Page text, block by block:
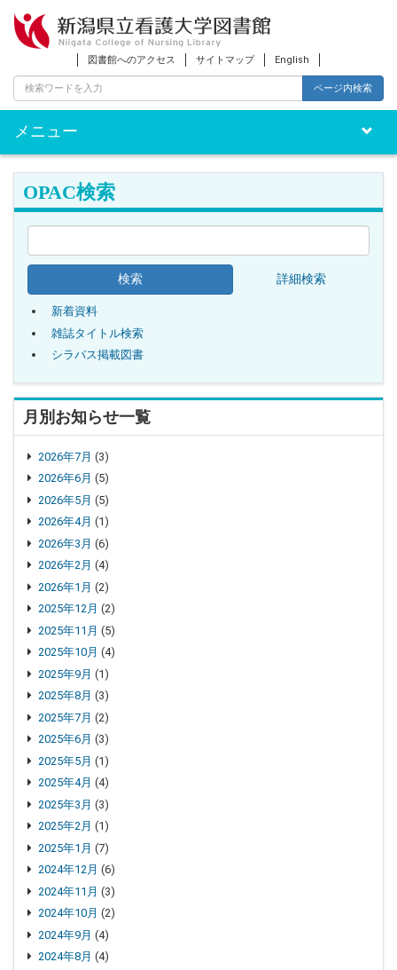
図書館へのアクセス サイトマップ English
ページ内検索
Toggle
メニュー
OPAC検索
詳細検索
新着資料
雑誌タイトル検索
シラバス掲載図書
月別お知らせ一覧
2026年7月 (3)
2026年6月 (5)
2026年5月 (5)
2026年4月 (1)
2026年3月 (6)
2026年2月 (4)
2026年1月 (2)
2025年12月 (2)
2025年11月 (5)
2025年10月 (4)
2025年9月 (1)
2025年8月 (3)
2025年7月 (2)
2025年6月 (3)
2025年5月 (1)
2025年4月 (4)
2025年3月 (3)
2025年2月 (1)
2025年1月 (7)
2024年12月 (6)
2024年11月 (3)
2024年10月 (2)
2024年9月 (4)
2024年8月 (4)